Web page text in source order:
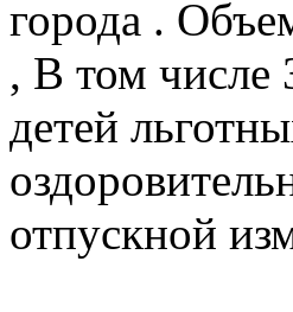
города .
, В том числе
детей
отпускной